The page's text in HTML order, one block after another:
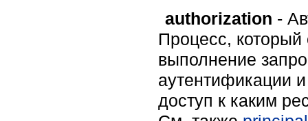
authorization -
Процесс,
выполнение
аутентификации
доступ к каким